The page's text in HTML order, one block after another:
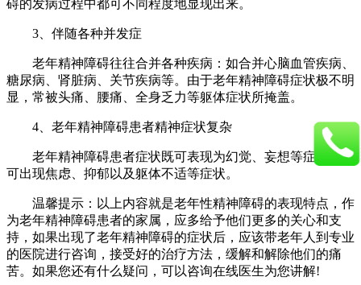
碍的发病过程中都可不同程度地显现出来。
3、伴随各种并发症
老年精神障碍往往合并各种疾病：如合并心脑血管疾病、
糖尿病、肾脏病、关节疾病等。由于老年精神障碍症状极不明
显，常被头痛、腰痛、全身乏力等躯体症状所掩盖。
4、老年精神障碍患者精神症状复杂
老年精神障碍患者症状既可表现为幻觉、妄想等症状，又
可出现焦虑、抑郁以及躯体不适等症状。
温馨提示：以上内容就是老年性精神障碍的表现特点，作
为老年精神障碍患者的家属，应多给予他们更多的关心和支
持，如果出现了老年精神障碍的症状后，应该带老年人到专业
的医院进行咨询，接受好的治疗方法，缓解和解除他们的痛
苦。如果您还有什么疑问，可以咨询在线医生为您讲解!